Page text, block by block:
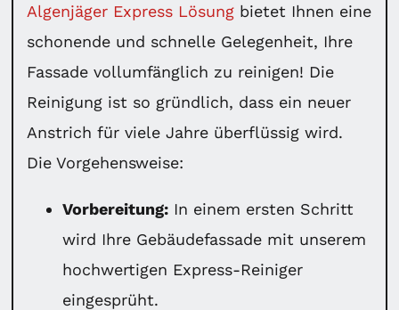
Algenjäger Express Lösung bietet Ihnen eine
schonende und schnelle Gelegenheit, Ihre
Fassade vollumfänglich zu reinigen! Die
Reinigung ist so gründlich, dass ein neuer
Anstrich für viele Jahre überflüssig wird.
Die Vorgehensweise:
Vorbereitung: In einem ersten Schritt
wird Ihre Gebäudefassade mit unserem
hochwertigen Express-Reiniger
eingesprüht.